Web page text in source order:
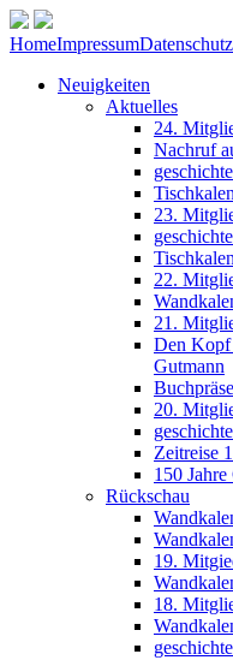
HomeImpressum
Neuigkeiten
Aktuelles
24.
Nachruf
23.
22.
21.
Den Kopf
Gutmann
20.
Zeitreise
150
Rückschau
19.
18.